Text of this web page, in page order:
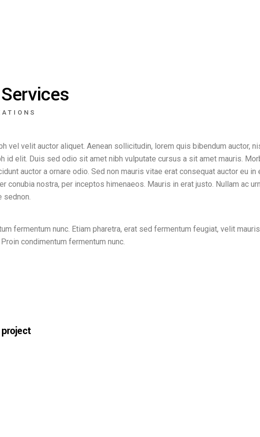
vel velit auctor aliquet. Aenean sollicitudin, lorem quis bibendum auctor,
id elit. Duis sed odio sit amet nibh vulputate cursus a sit amet mauris.
auctor a ornare odio. Sed non mauris vitae erat consequat auctor eu
conubia nostra, per inceptos himenaeos. Mauris in erat justo. Nullam ac
sednon.
fermentum nunc. Etiam pharetra, erat sed fermentum feugiat, velit
condimentum fermentum nunc.